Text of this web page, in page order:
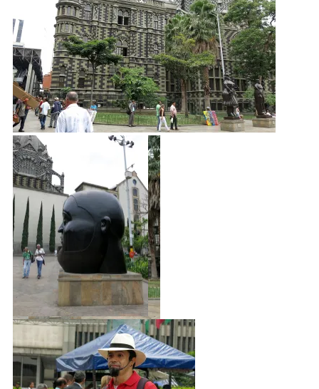
Sie sind nicht dick. Sie sind
unproportional!